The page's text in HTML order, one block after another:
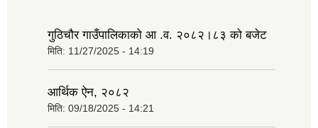
गुठिचौर गाउँपालिकाको आ .व. २०८२।८३ को बजेट
मिति: 11/27/2025 - 14:19
आर्थिक ऐन, २०८२
मिति: 09/18/2025 - 14:21